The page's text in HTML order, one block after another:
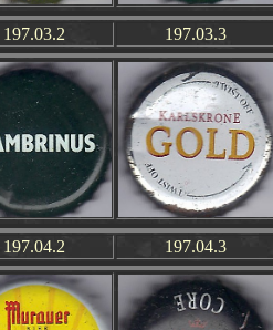
197.03.2 197.03.3
197.04.2 197.04.3